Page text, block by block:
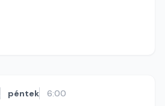
péntek 6:00